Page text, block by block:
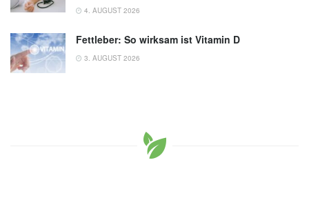
4. AUGUST 2026
Fettleber: So wirksam ist Vitamin D
3. AUGUST 2026